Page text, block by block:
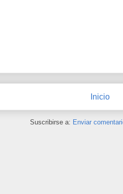
Inicio
Suscribirse a: Enviar